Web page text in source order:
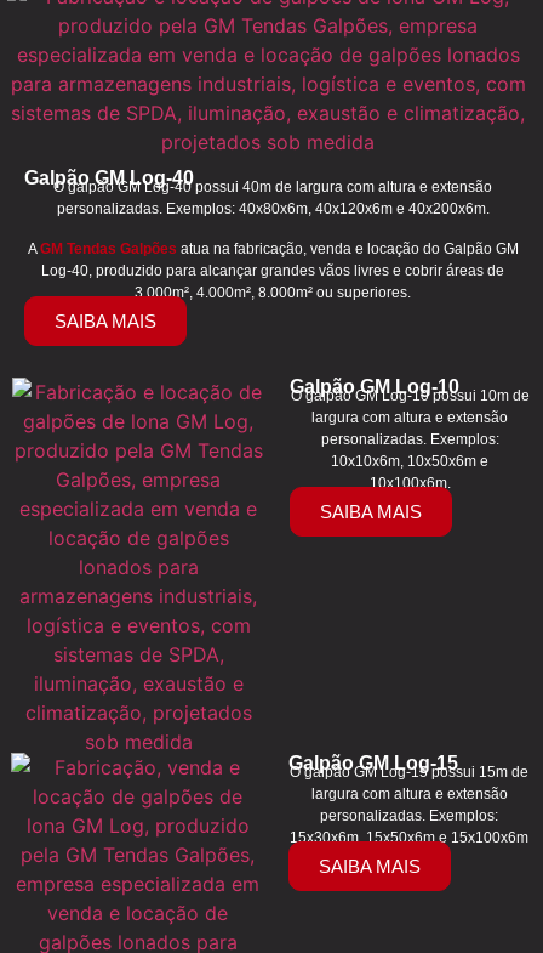
Galpão GM Log-40
O galpão GM Log-40 possui 40m de largura com altura e extensão
personalizadas. Exemplos: 40x80x6m, 40x120x6m e 40x200x6m.
AGM Tendas Galpões atua na fabricação, venda e locação do Galpão GM
Log-40, produzido para alcançar grandes vãos livres e cobrir áreas de
3.000m², 4.000m², 8.000m² ou superiores.
SAIBA MAIS
Galpão GM Log-10
O galpão GM Log-10 possui 10m de
largura com altura e extensão
personalizadas. Exemplos:
10x10x6m, 10x50x6m e
10x100x6m.
SAIBA MAIS
Galpão GM Log-15
O galpão GM Log-15 possui 15m de
largura com altura e extensão
personalizadas. Exemplos:
15x30x6m, 15x50x6m e 15x100x6m
SAIBA MAIS